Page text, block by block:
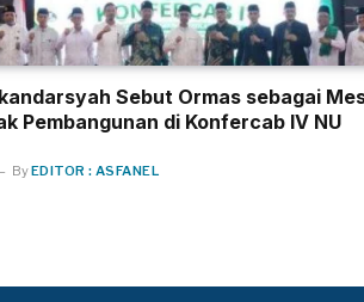
Sebut Ormas sebagai
Pembangunan di Konfercab IV NU
ByEDITOR : ASFANEL